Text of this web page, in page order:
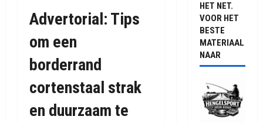
Advertorial: Tips
om een
borderrand
cortenstaal strak
en duurzaam te
HET NET.
VOOR HET
BESTE
MATERIAAL
NAAR